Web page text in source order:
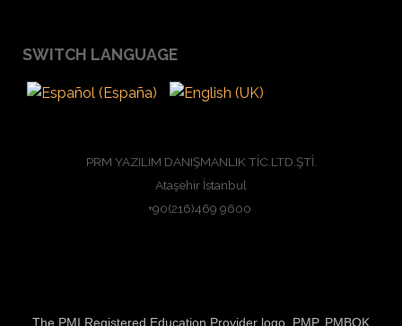
SWITCH LANGUAGE
PRM YAZILIM DANIŞMANLIK TİC.LTD.ŞTİ.
Ataşehir İstanbul
+90(216)469 9600
The PMI Registered Education Provider logo, PMP, PMBOK